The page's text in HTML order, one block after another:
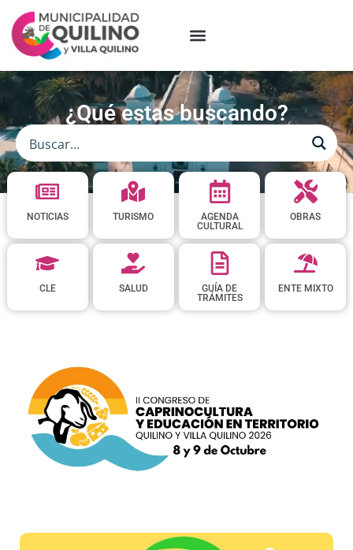
¿Qué estas buscando?
NOTICIAS TURISMO
AGENDA
CULTURAL
OBRAS
CLE SALUD
GUÍA DE
TRÁMITES
ENTE MIXTO